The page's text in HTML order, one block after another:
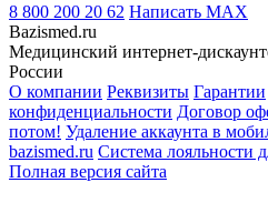
8 800 200 20 62 Написать MAX
Bazismed.ru
Медицинский интернет-
России
О компании Реквизиты Гарантии
конфиденциальности Договор
потом! Удаление аккаунта в
bazismed.ru Система лояльности
Полная версия сайта